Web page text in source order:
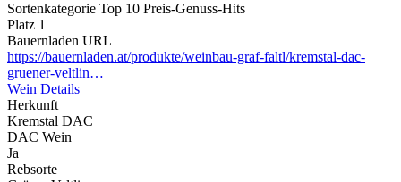
Sortenkategorie Top 10 Preis-Genuss-Hits
Platz 1
Bauernladen URL
https://bauernladen.at/produkte/weinbau-graf-faltl/kremstal-dac-
gruener-veltlin…
Wein Details
Herkunft
Kremstal DAC
DAC Wein
Ja
Rebsorte